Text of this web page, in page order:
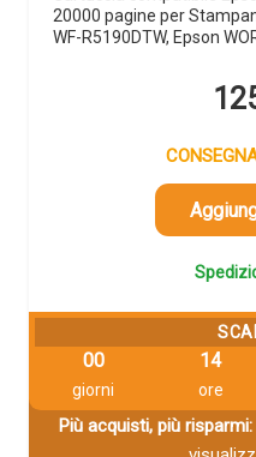
20000 pagine per
WF-R5190DTW, Epson
00
giorni
14
ore
Più acquisti, più risparmi: